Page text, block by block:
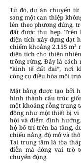
Từ đó, dự án chuyển
sang một can thiệp
lên theo phương đứng,
đất được thu hẹp. Trên
diện tích xây dựng đạt
chiếm khoảng 2.155 m²
diện tích cho thiên
trồng rừng. Đây là cách
“kinh tế đất đai”, nơi
công cụ điều hòa môi
Mặt bằng được tạo bởi
hình thành cấu trúc
một khoảng rỗng trung
động như một thiết bị
hội và điểm định
hộ bố trí trên ba tầng,
chiếu nắng, độ mở và
Tại trung tâm là tòa
diễn mà đóng vai trò
chuyển động.